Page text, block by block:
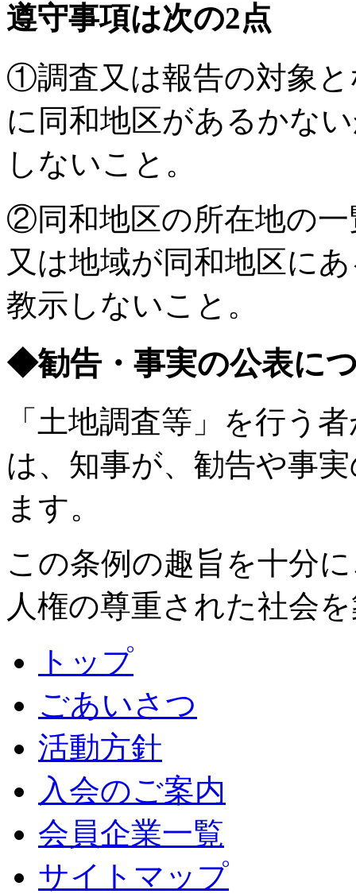
遵守事項は次の2点
①調査又は報告の対象
に同和地区があるかな
しないこと。
②同和地区の所在地の
又は地域が同和地区に
教示しないこと。
◆勧告・事実の公表に
「土地調査等」を行う
は、知事が、勧告や事
ます。
この条例の趣旨を十分
人権の尊重された社会
トップ
ごあいさつ
活動方針
入会のご案内
会員企業一覧
サイトマップ